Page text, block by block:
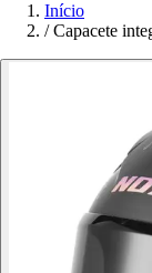
Início
/ Capacete